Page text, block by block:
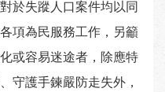
於失蹤人口案件均以同
項為民服務工作，另籲
或容易迷途者，除應特
守護手鍊嚴防走失外，